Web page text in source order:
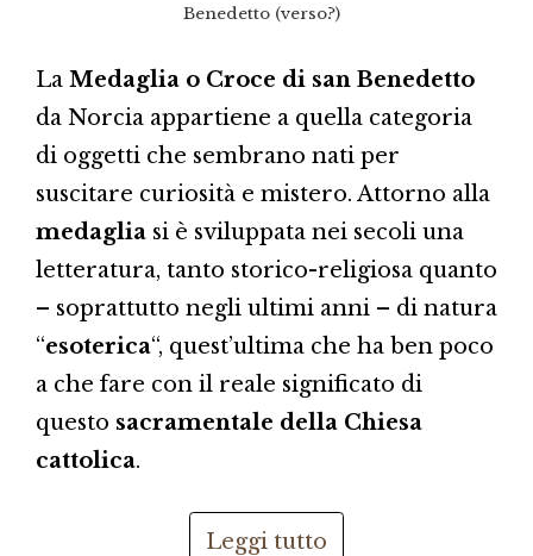
Benedetto (verso?)
La Medaglia o Croce di san Benedetto
da Norcia appartiene a quella categoria
di oggetti che sembrano nati per
suscitare curiosità e mistero. Attorno alla
medaglia si è sviluppata nei secoli una
letteratura, tanto storico-religiosa quanto
– soprattutto negli ultimi anni – di natura
“esoterica“, quest’ultima che ha ben poco
a che fare con il reale significato di
questo sacramentale della Chiesa
cattolica.
Leggi tutto